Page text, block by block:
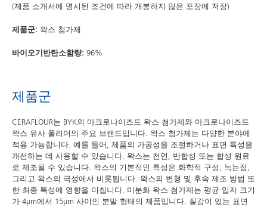
(제품 소개서에 명시된 조건에 따라 개봉하지 않은 포장에 저장)
제품군: 왁스 첨가제
바이오기반탄소함량: 96%
제품군
CERAFLOUR는 BYK의 마크로나이즈드 왁스 첨가제와 마크로나이즈드
왁스 유사 폴리머의 주요 브랜드입니다. 왁스 첨가제는 다양한 분야에
적용 가능합니다. 예를 들어, 제품의 가공성을 조절하거나 표면 특성을
개선하는 데 사용할 수 있습니다. 왁스는 천연, 반합성 또는 합성 원료
로 제조될 수 있습니다. 왁스의 기본적인 특성은 화학적 구성, 녹는점,
그리고 왁스의 극성에서 비롯됩니다. 왁스의 변형 및 후속 제조 방법 또
한 최종 특성에 영향을 미칩니다. 미분화 왁스 첨가제는 평균 입자 크기
가 4μm에서 15μm 사이인 분말 형태의 제품입니다. 질감이 있는 표면